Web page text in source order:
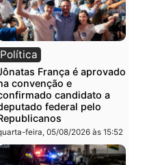
Polícia
Três suspeitos ligados a
facção criminosa são
presos por receptação e
adulteração de veículos
em Porto Velho
quinta-feira, 06/08/2026 às